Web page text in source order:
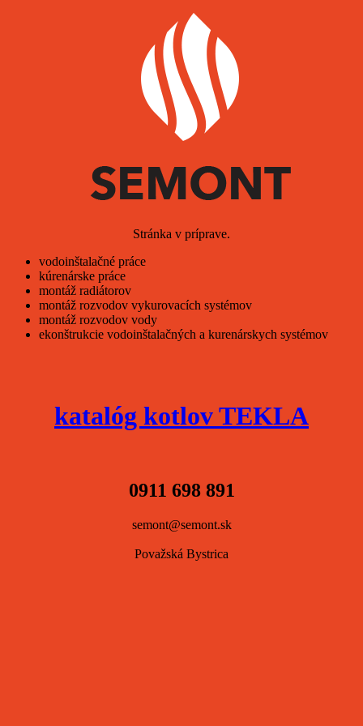
Stránka v príprave.
vodoinštalačné práce
kúrenárske práce
montáž radiátorov
montáž rozvodov vykurovacích systémov
montáž rozvodov vody
ekonštrukcie vodoinštalačných a kurenárskych systémov
katalóg kotlov TEKLA
0911 698 891
semont@semont.sk
Považská Bystrica